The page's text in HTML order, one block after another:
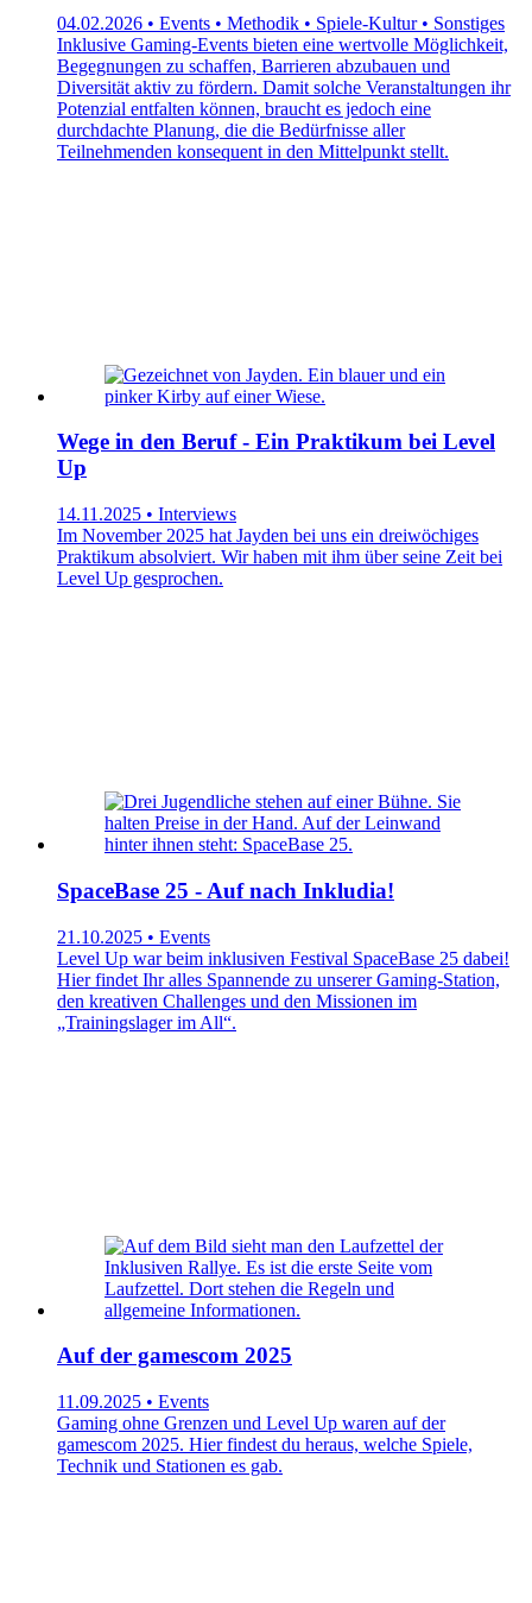
04.02.2026 • Events • Methodik • Spiele-Kultur • Sonstiges
Inklusive Gaming-Events bieten eine wertvolle Möglichkeit,
Begegnungen zu schaffen, Barrieren abzubauen und
Diversität aktiv zu fördern. Damit solche Veranstaltungen ihr
Potenzial entfalten können, braucht es jedoch eine
durchdachte Planung, die die Bedürfnisse aller
Teilnehmenden konsequent in den Mittelpunkt stellt.
Wege in den Beruf - Ein Praktikum bei Level
Up
14.11.2025 • Interviews
Im November 2025 hat Jayden bei uns ein dreiwöchiges
Praktikum absolviert. Wir haben mit ihm über seine Zeit bei
Level Up gesprochen.
SpaceBase 25 - Auf nach Inkludia!
21.10.2025 • Events
Level Up war beim inklusiven Festival SpaceBase 25 dabei!
Hier findet Ihr alles Spannende zu unserer Gaming-Station,
den kreativen Challenges und den Missionen im
„Trainingslager im All“.
Auf der gamescom 2025
11.09.2025 • Events
Gaming ohne Grenzen und Level Up waren auf der
gamescom 2025. Hier findest du heraus, welche Spiele,
Technik und Stationen es gab.